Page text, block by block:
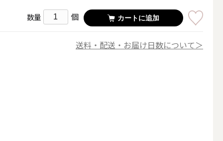
キャンドルスタンド
数量 個 カートに追加
送料・配送・お届け日数について＞